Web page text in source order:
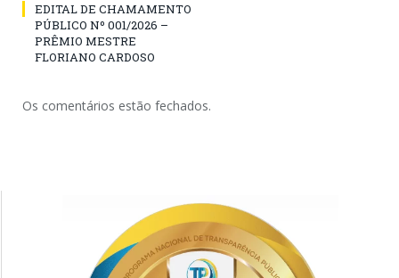
EDITAL DE CHAMAMENTO
PÚBLICO Nº 001/2026 –
PRÊMIO MESTRE
FLORIANO CARDOSO
Os comentários estão fechados.